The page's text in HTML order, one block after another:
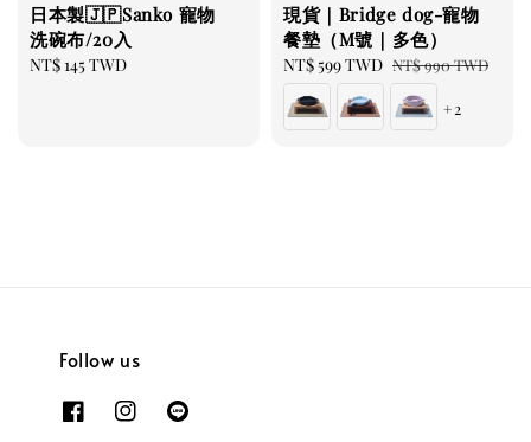
日本製🇯🇵Sanko 寵物
洗碗布/20入
Regular
NT$ 145 TWD
現貨｜Bridge dog-寵物
餐墊（M號｜多色）
Sale
price
NT$ 599 TWD Regular
price
NT$ 990 TWD
+2
Follow us